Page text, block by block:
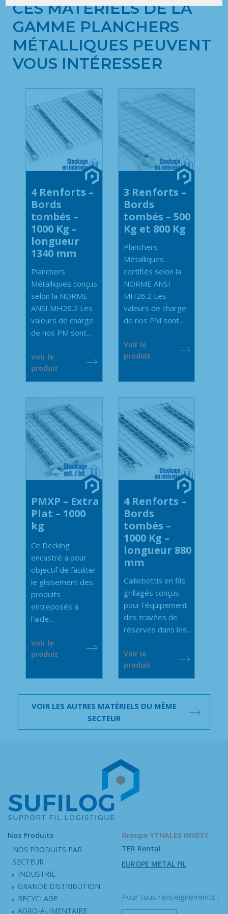
CES MATÉRIELS DE LA
GAMME PLANCHERS
MÉTALLIQUES PEUVENT
VOUS INTÉRESSER
4 Renforts –
Bords
tombés –
1000 Kg –
longueur
1340 mm
Planchers
Métalliques conçus
selon la NORME
ANSI MH26.2 Les
valeurs de charge
de nos PM sont...
Voir le
produit
3 Renforts –
Bords
tombés – 500
Kg et 800 Kg
Planchers
Métalliques
certifiés selon la
NORME ANSI
MH26.2 Les
valeurs de charge
de nos PM sont...
Voir le
produit
PMXP – Extra
Plat – 1000
kg
Ce Decking
encastré a pour
objectif de faciliter
le glissement des
produits
entreposés à
l'aide...
Voir le
produit
4 Renforts –
Bords
tombés –
1000 Kg –
longueur 880
mm
Caillebottis en fils
grillagés conçus
pour l’équipement
des travées de
réserves dans les...
Voir le
produit
VOIR LES AUTRES MATÉRIELS DU MÊME
SECTEUR
Nos Produits
NOS PRODUITS PAR
SECTEUR
INDUSTRIE
GRANDE DISTRIBUTION
RECYCLAGE
AGRO-ALIMENTAIRE
Groupe YTHALES INVEST
TER Rental
EUROPE METAL FIL
Pour tous renseignements :